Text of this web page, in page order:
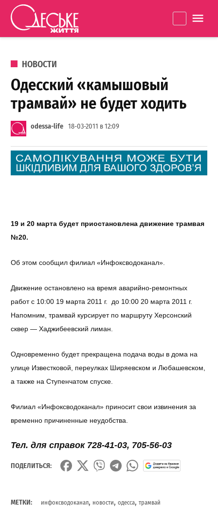
Перейти к содержанию
життя
ОПУБЛИКОВАНО В
НОВОСТИ
Одесский «камышовый
трамвай» не будет ходить
odessa-life 18-03-2011 в 12:09
19 и 20 марта будет приостановленадвижение трамвая
№20.
Об этом сообщил филиал «Инфоксводоканал».
Движение остановлено на времяаварийно-ремонтных
работс 10:00 19 марта 2011 г. до 10:00 20 марта 2011 г.
Напомним, трамвай курсирует по маршруту Херсонский
сквер — Хаджибеевский лиман.
Одновременно будет прекращена подача воды в дома на
улице Известковой, переулках Ширяевском и Любашевском,
а также на Ступенчатом спуске.
Филиал «Инфоксводоканал» приносит свои извинения за
временно причиненные неудобства.
Тел. для справок 728-41-03, 705-56-03
ПОДЕЛИТЬСЯ:
МЕТКИ: инфоксводоканал, новости,одесса,трамвай